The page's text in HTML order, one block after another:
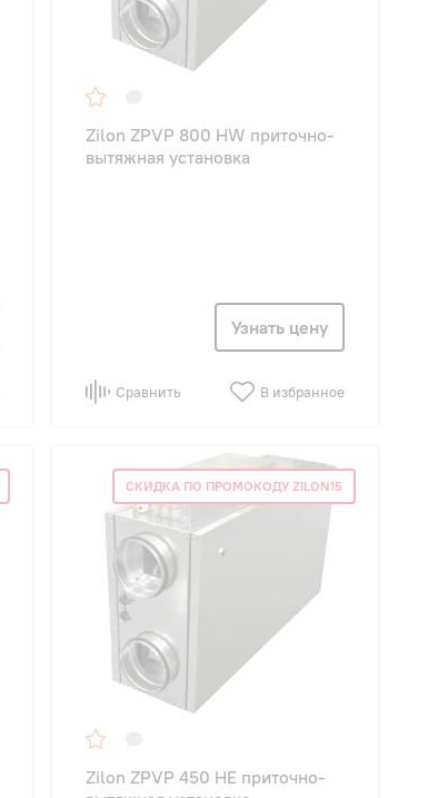
Zilon ZPVP 800 HW приточно-
вытяжная установка
Узнать цену
Сравнить В избранное
СКИДКА ПО ПРОМОКОДУ ZILON15
Zilon ZPVP 450 HE приточно-